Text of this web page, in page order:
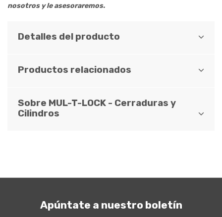
nosotros y le asesoraremos.
Detalles del producto
Productos relacionados
Sobre MUL-T-LOCK - Cerraduras y
Cilindros
Apúntate a nuestro boletín